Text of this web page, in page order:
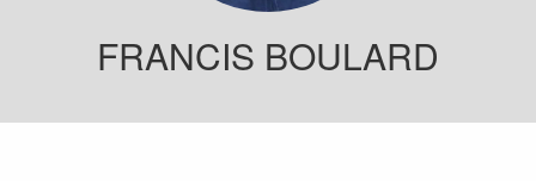
FRANCIS BOULARD